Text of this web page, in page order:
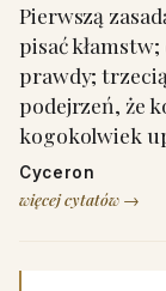
Pierwszą
pisać
prawdy;
podejrzeń, że
kogokolwiek
Cyceron
więcej cytatów →